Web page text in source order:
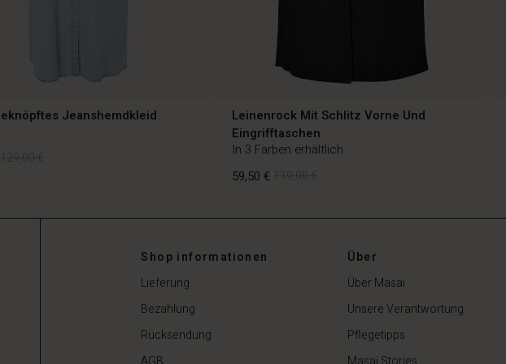
Jeanshemdkleid
Leinenrock Mit Schlitz Vorne Und
Eingrifftaschen
In 3 Farben erhältlich
59,50 €
Shop informationen
Lieferung
Bezahlung
Rücksendung
Über
Über Masai
Unsere Verantwortung
Pflegetipps